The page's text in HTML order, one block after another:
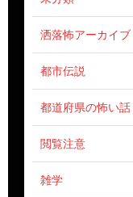
洒落怖アーカイブ
都市伝説
都道府県の怖い話
閲覧注意
雑学